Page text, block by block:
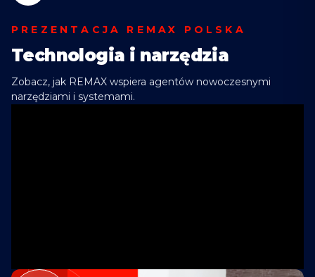
PREZENTACJA REMAX POLSKA
Technologia i narzędzia
Zobacz, jak REMAX wspiera agentów nowoczesnymi
narzędziami i systemami.